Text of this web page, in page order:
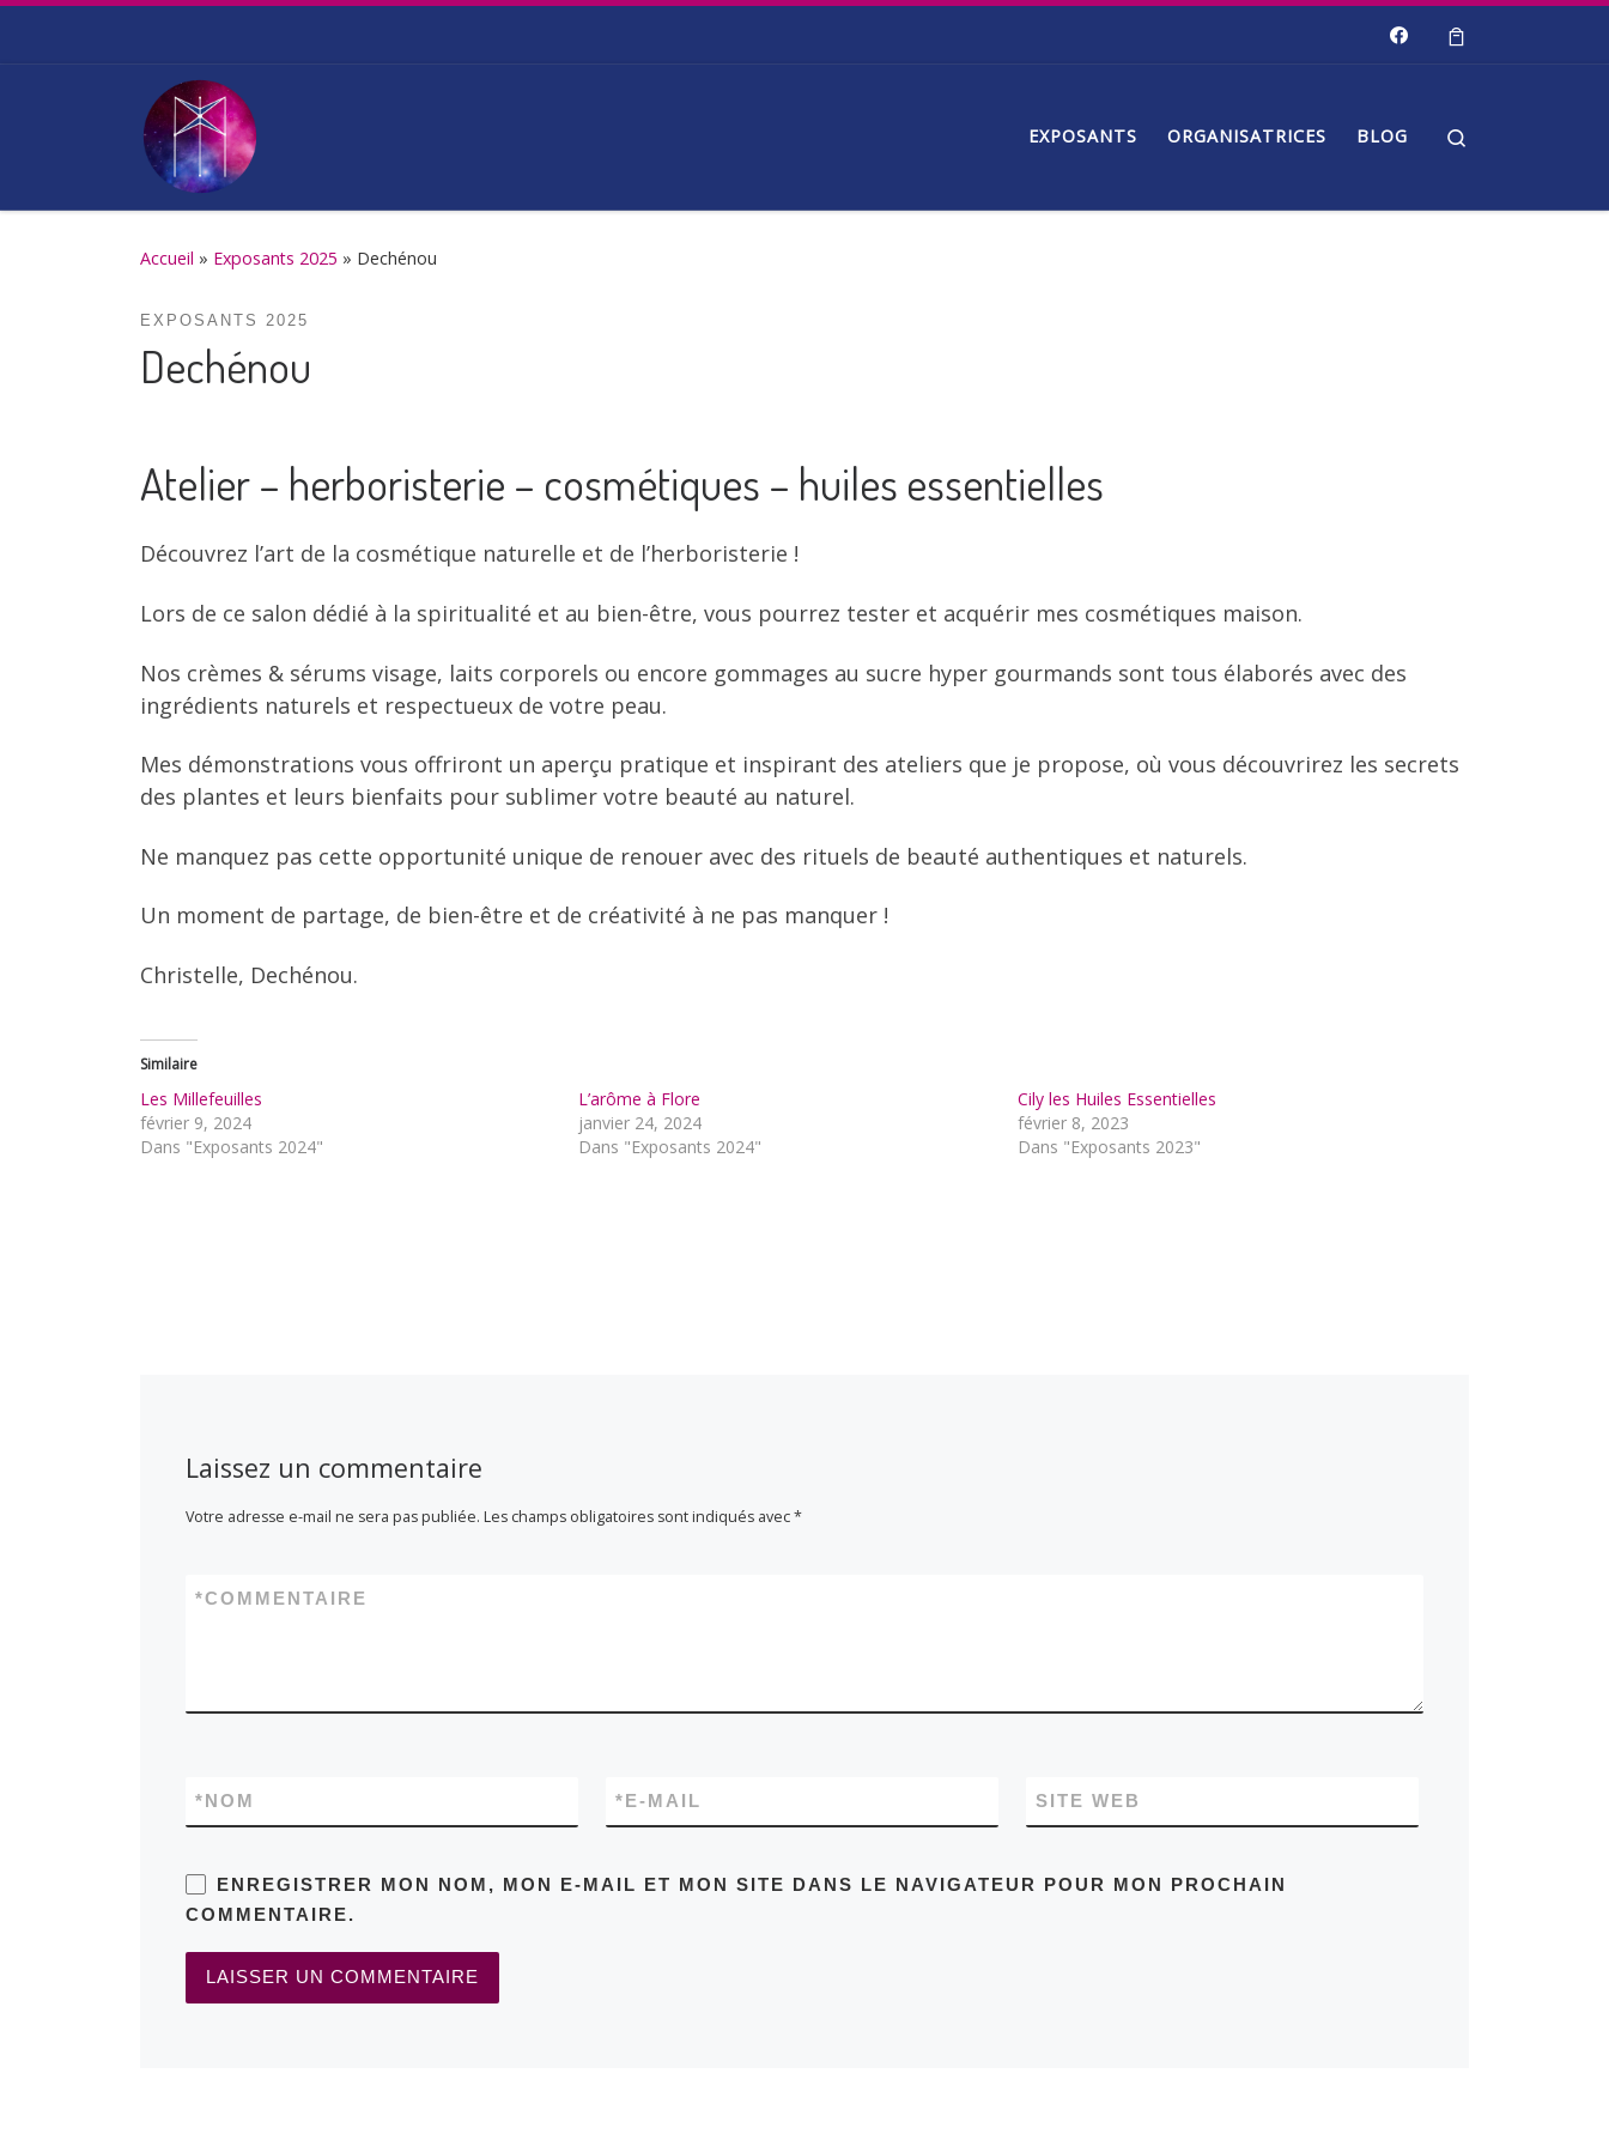
EXPOSANTS ORGANISATRICES BLOG
Accueil » Exposants 2025 » Dechénou
EXPOSANTS 2025
Dechénou
Atelier – herboristerie – cosmétiques – huiles essentielles
Découvrez l’art de la cosmétique naturelle et de l’herboristerie !
Lors de ce salon dédié à la spiritualité et au bien-être, vous pourrez tester et acquérir mes cosmétiques maison.
Nos crèmes & sérums visage, laits corporels ou encore gommages au sucre hyper gourmands sont tous élaborés avec des
ingrédients naturels et respectueux de votre peau.
Mes démonstrations vous offriront un aperçu pratique et inspirant des ateliers que je propose, où vous découvrirez les secrets
des plantes et leurs bienfaits pour sublimer votre beauté au naturel.
Ne manquez pas cette opportunité unique de renouer avec des rituels de beauté authentiques et naturels.
Un moment de partage, de bien-être et de créativité à ne pas manquer !
Christelle, Dechénou.
Similaire
Les Millefeuilles
février 9, 2024
Dans "Exposants 2024"
L’arôme à Flore
janvier 24, 2024
Dans "Exposants 2024"
Cily les Huiles Essentielles
février 8, 2023
Dans "Exposants 2023"
Laissez un commentaire
Votre adresse e-mail ne sera pas publiée. Les champs obligatoires sont indiqués avec*
COMMENTAIRE
*
NOM
* E-MAIL
* SITE WEB
ENREGISTRER MON NOM, MON E-MAIL ET MON SITE DANS LE NAVIGATEUR POUR MON PROCHAIN
COMMENTAIRE.